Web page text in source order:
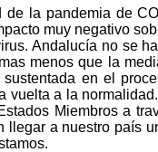
de la pandemia de
muy negativo
Andalucía no se
menos que la
sustentada en el
vuelta a la
Miembros a
llegar a nuestro país